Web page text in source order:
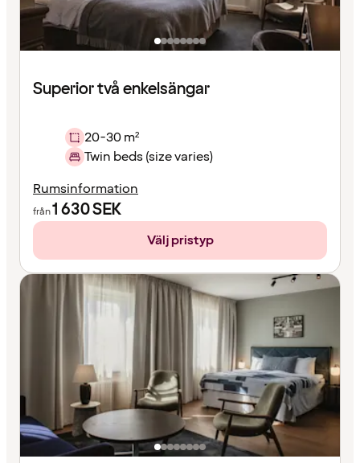
Superior två enkelsängar
20-30 m²
Twin beds (size varies)
Rumsinformation
från1 630SEK
Välj pristyp